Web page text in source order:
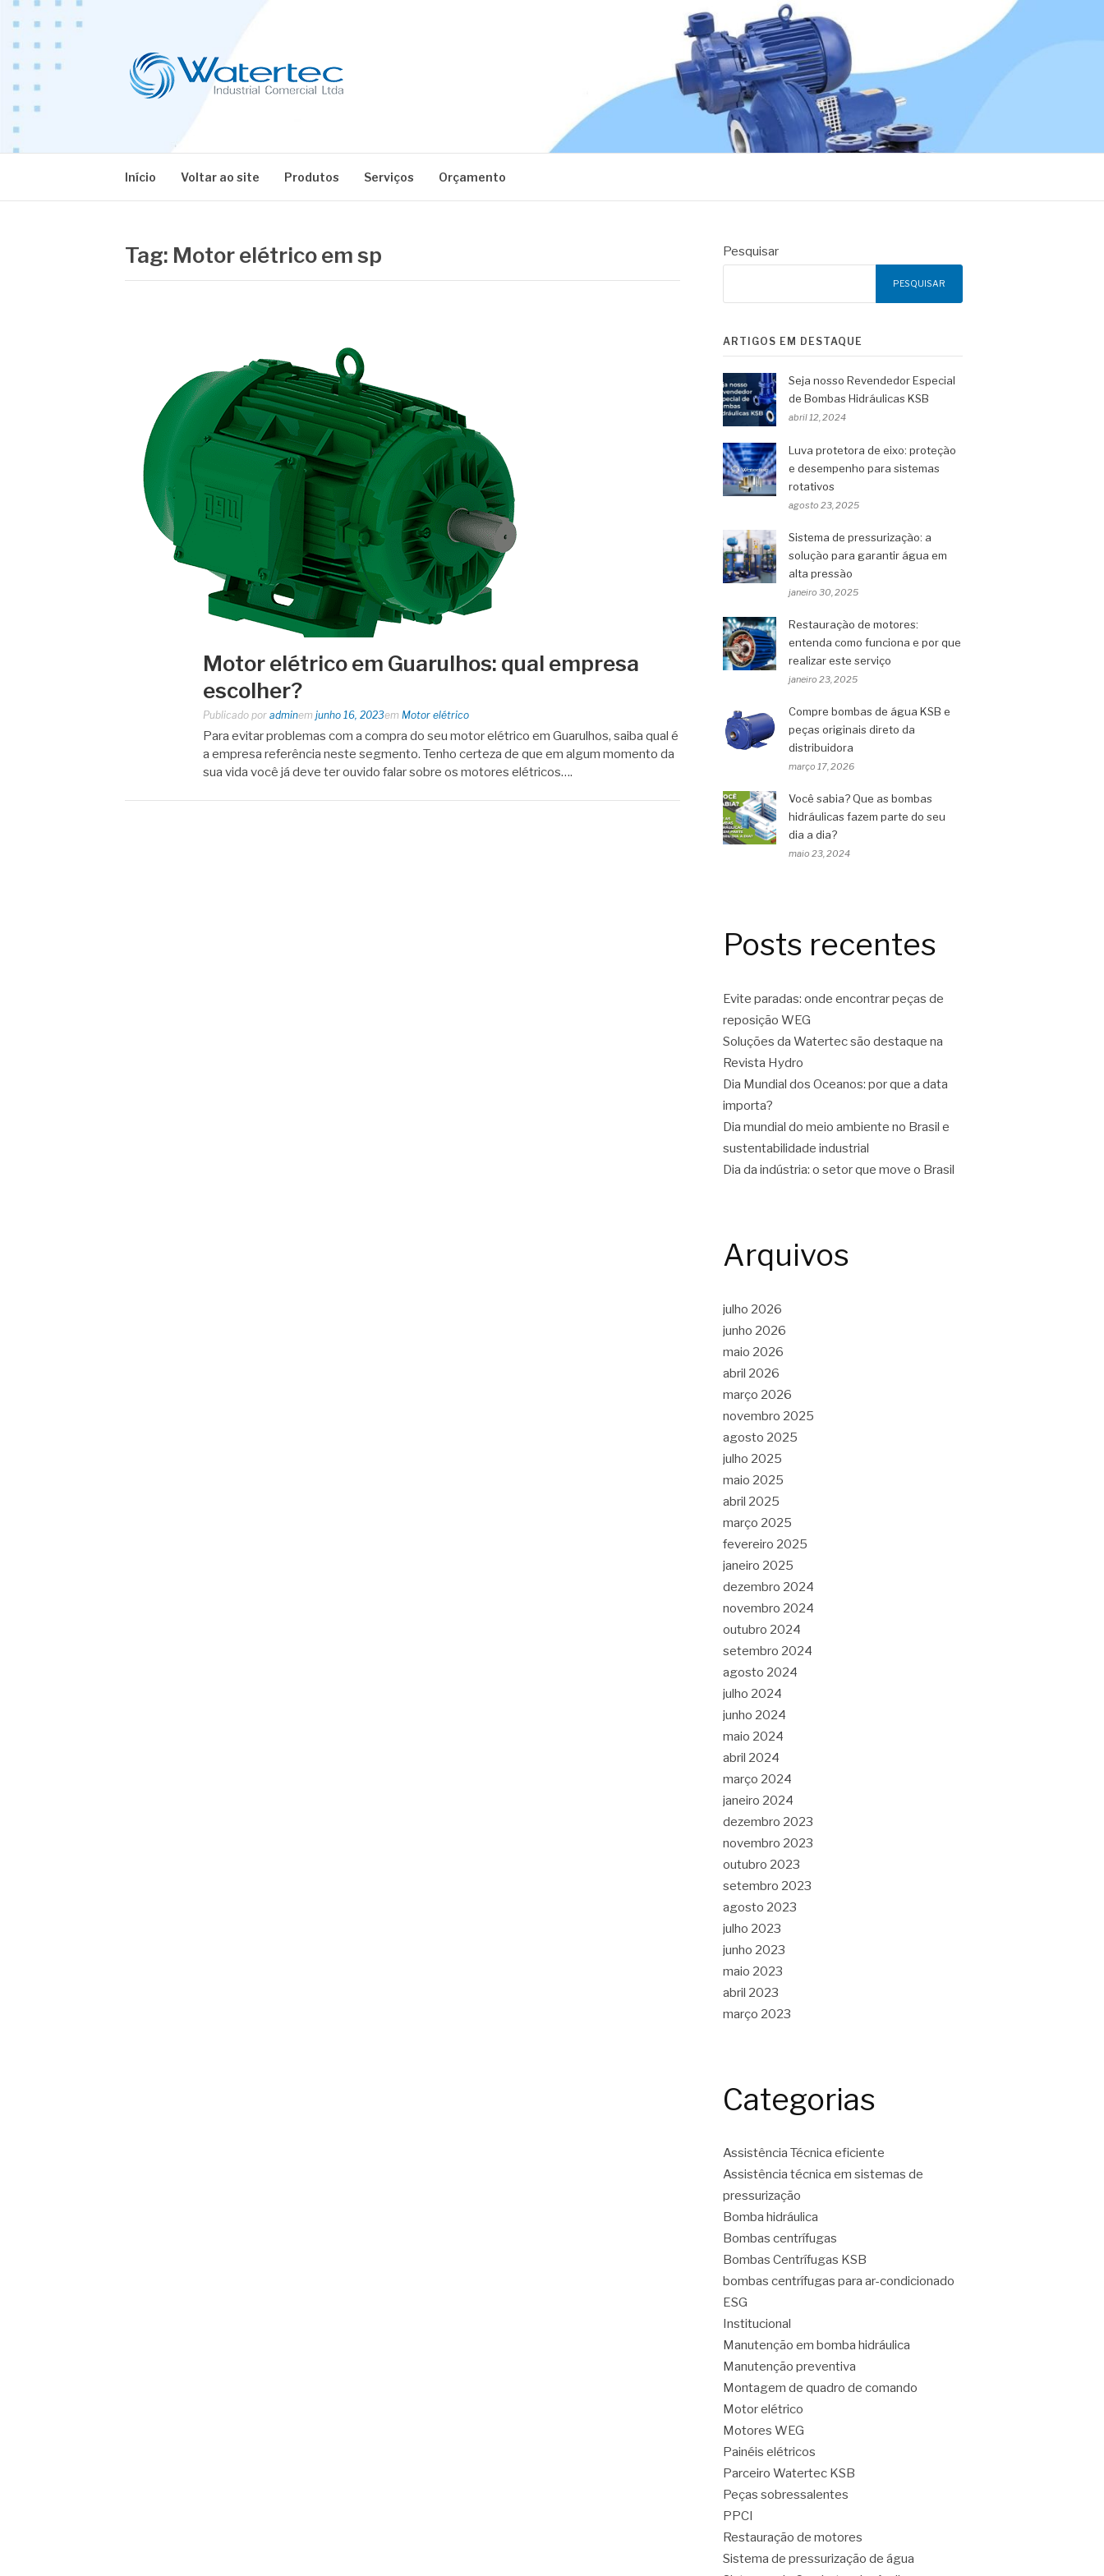
Pular
para
conteúdo
Início Voltar ao site Produtos Serviços Orçamento
Tag: Motor elétrico em sp
Motor elétrico em Guarulhos: qual empresa
escolher?
Publicado por adminem junho 16, 2023em Motor elétrico
Para evitar problemas com a compra do seu motor elétrico em Guarulhos, saiba qual é
a empresa referência neste segmento. Tenho certeza de que em algum momento da
sua vida você já deve ter ouvido falar sobre os motores elétricos….
Pesquisar
PESQUISAR
ARTIGOS EM DESTAQUE
Seja nosso Revendedor Especial
de Bombas Hidráulicas KSB
abril 12, 2024
Luva protetora de eixo: proteção
e desempenho para sistemas
rotativos
agosto 23, 2025
Sistema de pressurização: a
solução para garantir água em
alta pressão
janeiro 30, 2025
Restauração de motores:
entenda como funciona e por que
realizar este serviço
janeiro 23, 2025
Compre bombas de água KSB e
peças originais direto da
distribuidora
março 17, 2026
Você sabia? Que as bombas
hidráulicas fazem parte do seu
dia a dia?
maio 23, 2024
Posts recentes
Evite paradas: onde encontrar peças de
reposição WEG
Soluções da Watertec são destaque na
Revista Hydro
Dia Mundial dos Oceanos: por que a data
importa?
Dia mundial do meio ambiente no Brasil e
sustentabilidade industrial
Dia da indústria: o setor que move o Brasil
Arquivos
julho 2026
junho 2026
maio 2026
abril 2026
março 2026
novembro 2025
agosto 2025
julho 2025
maio 2025
abril 2025
março 2025
fevereiro 2025
janeiro 2025
dezembro 2024
novembro 2024
outubro 2024
setembro 2024
agosto 2024
julho 2024
junho 2024
maio 2024
abril 2024
março 2024
janeiro 2024
dezembro 2023
novembro 2023
outubro 2023
setembro 2023
agosto 2023
julho 2023
junho 2023
maio 2023
abril 2023
março 2023
Categorias
Assistência Técnica eficiente
Assistência técnica em sistemas de
pressurização
Bomba hidráulica
Bombas centrífugas
Bombas Centrífugas KSB
bombas centrífugas para ar-condicionado
ESG
Institucional
Manutenção em bomba hidráulica
Manutenção preventiva
Montagem de quadro de comando
Motor elétrico
Motores WEG
Painéis elétricos
Parceiro Watertec KSB
Peças sobressalentes
PPCI
Restauração de motores
Sistema de pressurização de água